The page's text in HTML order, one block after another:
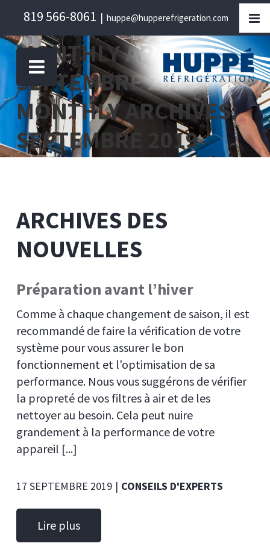
content
819 566-8061 | huppe@hupperefrigeration.com
MONTHLY ARCHIVES:
SEPTEMBRE 2019
MONTHLY ARCHIVES:
SEPTEMBRE 2019
ARCHIVES DES
NOUVELLES
Préparation avant l’hiver
Comme à chaque changement de saison, il est
recommandé de faire la vérification de votre
système pour vous assurer le bon
fonctionnement et l'optimisation de sa
performance. Nous vous suggérons de vérifier
la propreté de vos filtres à air et de les
nettoyer au besoin. Cela peut nuire
grandement à la performance de votre
appareil [...]
17 SEPTEMBRE 2019 | CONSEILS D'EXPERTS
Lire plus